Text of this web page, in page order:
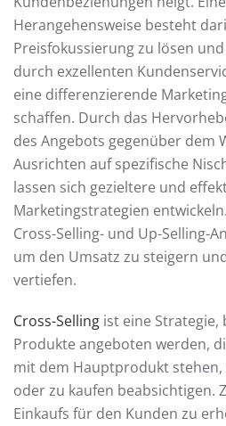
Herangehensweise besteht
Preisfokussierung zu lösen
durch exzellenten
eine differenzierende
schaffen. Durch das
des Angebots gegenüber dem
Ausrichten auf spezifische
lassen sich gezieltere und
Marketingstrategien
Cross-Selling- und Up-Selling-
um den Umsatz zu steigern
vertiefen.
Cross-Selling ist eine Strategie,
Produkte angeboten werden,
mit dem Hauptprodukt stehen,
oder zu kaufen beabsichtigen.
Einkaufs für den Kunden zu